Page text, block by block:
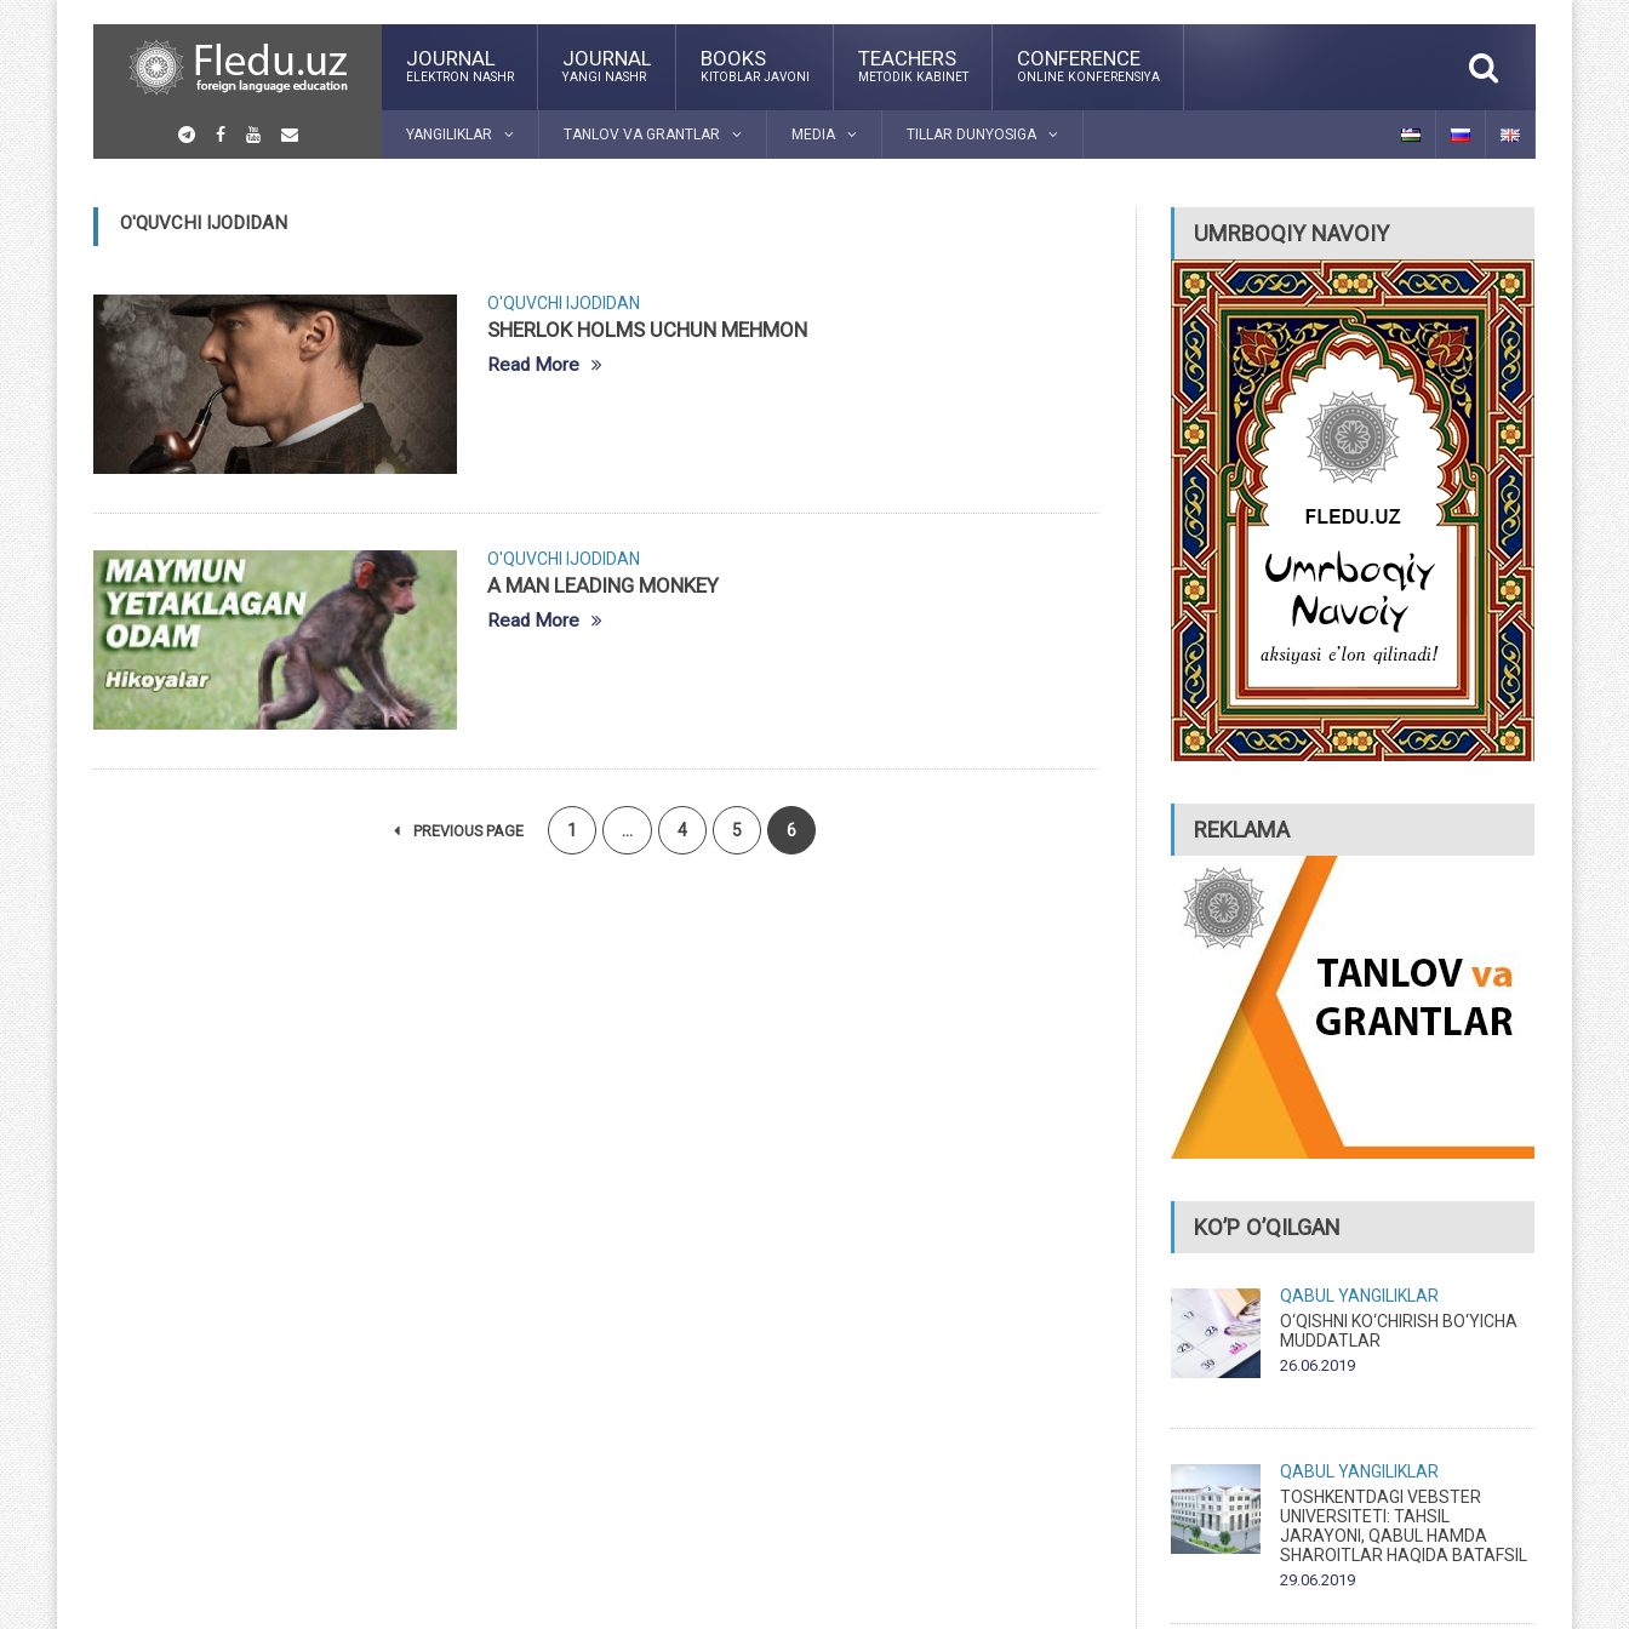
JOURNAL
ELEKTRON NASHR
JOURNAL
YANGI NASHR
BOOKS
KITOBLAR JAVONI
TEACHERS
METODIK KABINET
CONFERENCE
ONLINE KONFERENSIYA
YANGILIKLAR TANLOV VA GRANTLAR MEDIA TILLAR DUNYOSIGA
O'QUVCHI IJODIDAN
O'QUVCHI IJODIDAN
SHERLOK HOLMS UCHUN MEHMON
Read More
O'QUVCHI IJODIDAN
A MAN LEADING MONKEY
Read More
PREVIOUS PAGE 1 … 4 5 6
UMRBOQIY NAVOIY
REKLAMA
KO’P O’QILGAN
QABUL
YANGILIKLAR
O‘QISHNI KO‘CHIRISH BO‘YICHA
MUDDATLAR
26.06.2019
QABUL
YANGILIKLAR
TOSHKENTDAGI VEBSTER
UNIVERSITETI: TAHSIL
JARAYONI, QABUL HAMDA
SHAROITLAR HAQIDA BATAFSIL
29.06.2019